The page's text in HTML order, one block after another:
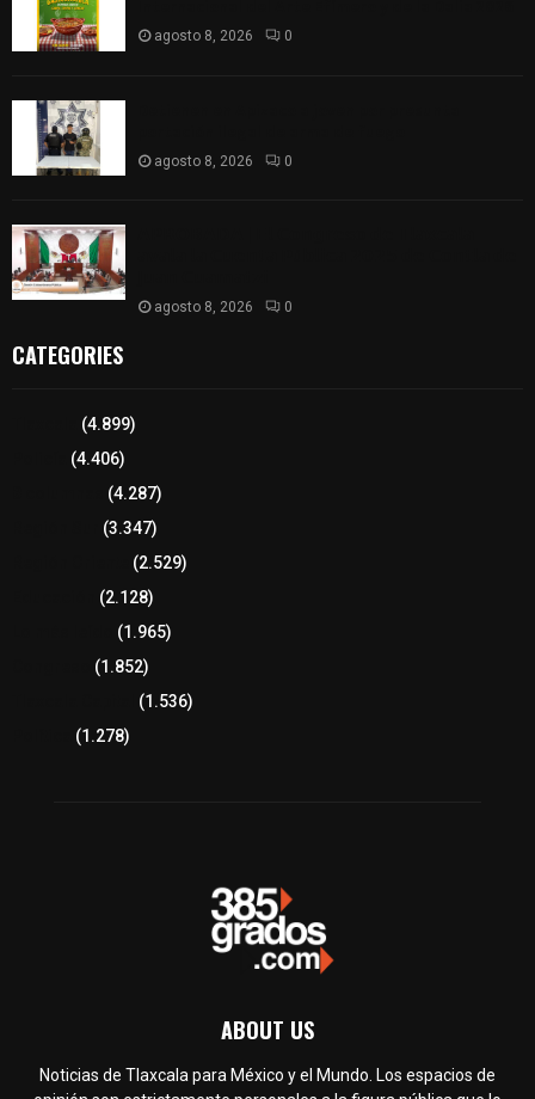
agosto 8, 2026 0
agosto 8, 2026 0
agosto 8, 2026 0
CATEGORIES
(4.899)
(4.406)
(4.287)
(3.347)
(2.529)
(2.128)
(1.965)
(1.852)
(1.536)
(1.278)
ABOUT US
Noticias de Tlaxcala para México y el Mundo. Los espacios de